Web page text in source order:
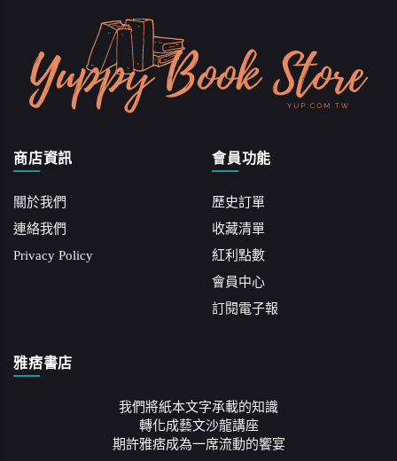
商店資訊
關於我們
連絡我們
Privacy Policy
會員功能
歷史訂單
收藏清單
紅利點數
會員中心
訂閱電子報
雅痞書店
我們將紙本文字承載的知識
轉化成藝文沙龍講座
期許雅痞成為一席流動的饗宴